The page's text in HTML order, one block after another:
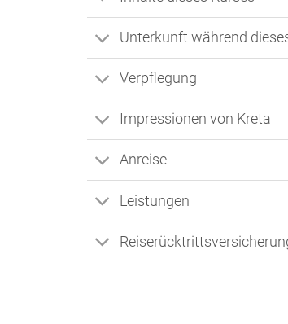
Unterkunft während
Verpflegung
Impressionen von Kreta
Anreise
Leistungen